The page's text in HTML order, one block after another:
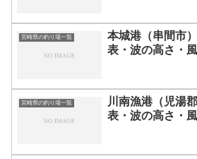
宮崎県の釣り場一覧
本城港（串間市
表・波の高さ・
宮崎県の釣り場一覧
川南漁港（児湯
表・波の高さ・